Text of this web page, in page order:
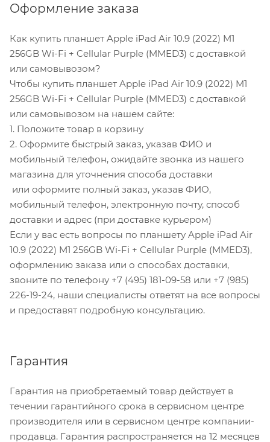
Оформление заказа
Как купить планшет Apple iPad Air 10.9 (2022) M1
256GB Wi-Fi + Cellular Purple (MMED3) с доставкой
или самовывозом?
Чтобы купить планшет Apple iPad Air 10.9 (2022) M1
256GB Wi-Fi + Cellular Purple (MMED3) с доставкой
или самовывозом на нашем сайте:
1. Положите товар в корзину
2. Оформите быстрый заказ, указав ФИО и
мобильный телефон, ожидайте звонка из нашего
магазина для уточнения способа доставки
или оформите полный заказ, указав ФИО,
мобильный телефон, электронную почту, способ
доставки и адрес (при доставке курьером)
Если у вас есть вопросы по планшету Apple iPad Air
10.9 (2022) M1 256GB Wi-Fi + Cellular Purple (MMED3),
оформлению заказа или о способах доставки,
звоните по телефону +7 (495) 181-09-58 или +7 (985)
226-19-24, наши специалисты ответят на все вопросы
и предоставят подробную консультацию.
Гарантия
Гарантия на приобретаемый товар действует в
течении гарантийного срока в сервисном центре
производителя или в сервисном центре компании-
продавца. Гарантия распространяется на 12 месяцев